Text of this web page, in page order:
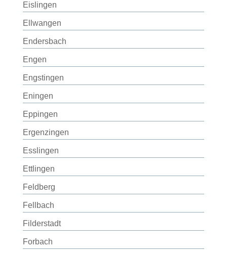
Eislingen
Ellwangen
Endersbach
Engen
Engstingen
Eningen
Eppingen
Ergenzingen
Esslingen
Ettlingen
Feldberg
Fellbach
Filderstadt
Forbach